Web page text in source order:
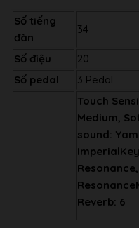
Số tiếng
đàn
34
Số điệu
20
Số pedal
3 Pedal
Touch
Medium,
sound:
Imperial
Resonance
Reverb: 6